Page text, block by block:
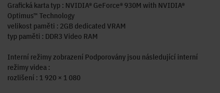
Grafická karta typ : NVIDIA® GeForce® 930M with NVIDIA®
Optimus™ Technology
velikost paměti : 2GB dedicated VRAM
typ paměti : DDR3 Video RAM
Interní režimy zobrazení Podporovány jsou následující interní
režimy videa :
rozlišení : 1 920 × 1 080